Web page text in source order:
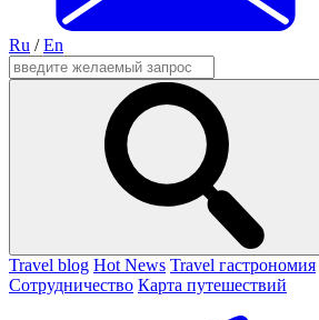
Ru /En
Travel blog Hot News Travel гастрономия
Сотрудничество Карта путешествий